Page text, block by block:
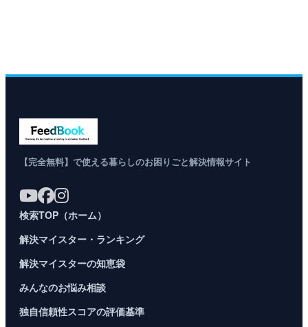
【完全無料】で使える暮らしのお困りごと解決情報サイト
検索TOP（ホーム）
解決マイスター・ランキング
解決マイスターの知恵袋
みんなのお悩み相談
独自信頼性スコアの評価基準